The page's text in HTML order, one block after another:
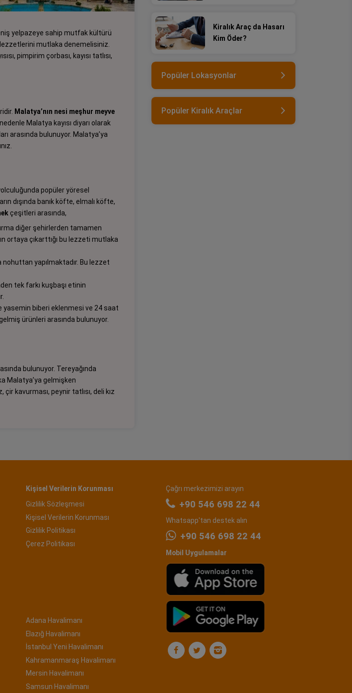
yelpazeye sahip mutfak kültürü
mutlaka denemelisiniz.
pimpirim çorbası, kayısı tatlısı,
Malatya’nın nesi meşhur meyve
Malatya kayısı diyarı olarak
arasında bulunuyor. Malatya’ya
popüler yöresel
dışında banık köfte, elmalı köfte,
çeşitleri arasında,
diğer şehirlerden tamamen
ortaya çıkarttığı bu lezzeti mutlaka
nohuttan yapılmaktadır. Bu lezzet
tek farkı kuşbaşı etinin
yasemin biberi eklenmesi ve 24 saat
ürünleri arasında bulunuyor.
bulunuyor. Tereyağında
Malatya’ya gelmişken
kavurması, peynir tatlısı, deli kız
Kiralık Araç da Hasarı
Kim Öder?
Popüler Lokasyonlar
Popüler Kiralık Araçlar
Kişisel Verilerin Korunması
Gizlilik Sözleşmesi
Kişisel Verilerin Korunması
Gizlilik Politikası
Çerez Politikası
Adana Havalimanı
Elazığ Havalimanı
İstanbul Yeni Havalimanı
Kahramanmaraş Havalimanı
Mersin Havalimanı
Samsun Havalimanı
Çağrı merkezimizi arayın
+90 546 698 22 44
Whatsapp'tan destek alın
+90 546 698 22 44
Mobil Uygulamalar